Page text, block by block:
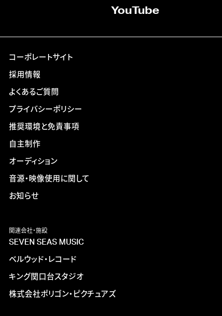
YouTube
コーポレートサイト
採用情報
よくあるご質問
プライバシーポリシー
推奨環境と免責事項
自主制作
オーディション
音源・映像使用に関して
お知らせ
関連会社・施設
SEVEN SEAS MUSIC
ベルウッド・レコード
キング関口台スタジオ
株式会社ポリゴン・ピクチュアズ